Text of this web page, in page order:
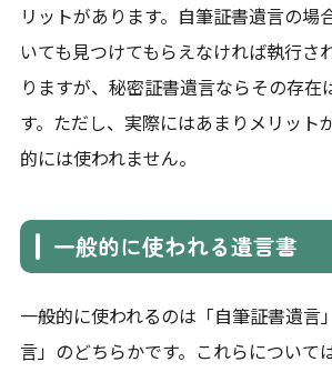
リットがあります。自筆証書遺言の場
いても見つけてもらえなければ執行さ
りますが、秘密証書遺言ならその存在
す。ただし、実際にはあまりメリット
的には使われません。
一般的に使われる遺言書
一般的に使われるのは「自筆証書遺言
言」のどちらかです。これらについて